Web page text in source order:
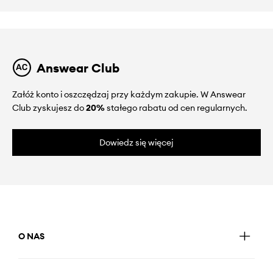
Answear Club
Załóż konto i oszczędzaj przy każdym zakupie. W Answear
Club zyskujesz do20%stałego rabatu od cen regularnych.
Dowiedz się więcej
O NAS